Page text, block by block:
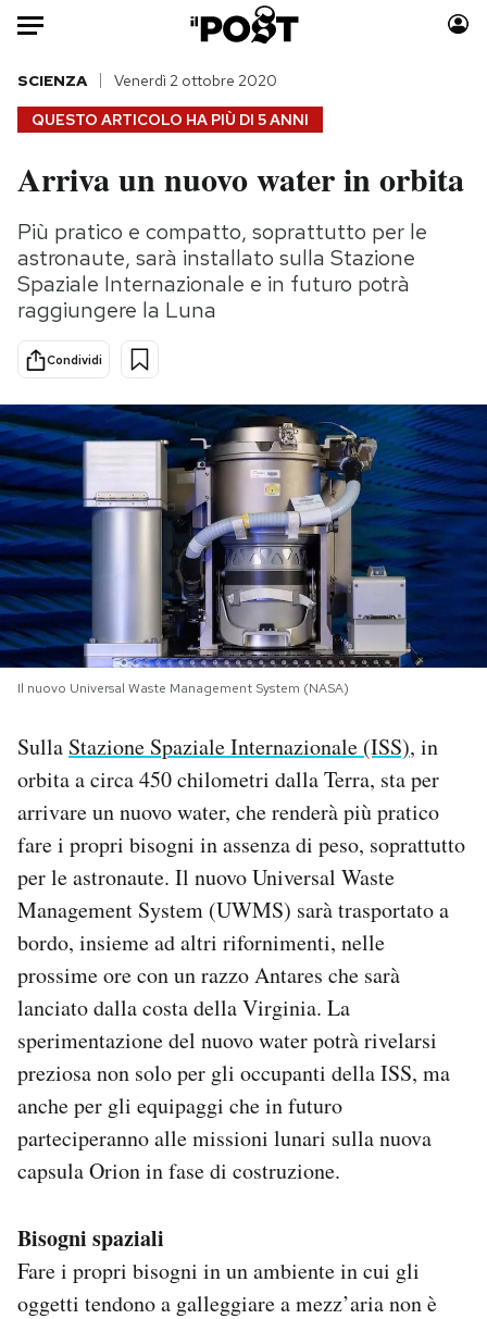
Auto
HOME
Italia
Politica
Tecnologia
Internet
Scienza
Cultura
Economia
Sport
Moda
Consumismi
Storie/Idee
Altrecose
Mondiali calcio 2026
PODCAST
NEWSLETTER
I MIEI PREFERITI
SHOP
CALENDARIO
AREA PERSONALE
Area Personale
Regala il Post
Hai bisogno di aiuto?
Esci
QUESTO ARTICOLO HA PIÙ DI 5 ANNI
SCIENZA Venerdì 2 ottobre 2020
Arriva un nuovo water in orbita
Più pratico e compatto, soprattutto per le
astronaute, sarà installato sulla Stazione
Spaziale Internazionale e in futuro potrà
raggiungere la Luna
Condividi
Il nuovo Universal Waste Management System (NASA)
Sulla Stazione Spaziale Internazionale (ISS), in
orbita a circa 450 chilometri dalla Terra, sta per
arrivare un nuovo water, che renderà più pratico
fare i propri bisogni in assenza di peso, soprattutto
per le astronaute. Il nuovo Universal Waste
Management System (UWMS) sarà trasportato a
bordo, insieme ad altri rifornimenti, nelle
prossime ore con un razzo Antares che sarà
lanciato dalla costa della Virginia. La
sperimentazione del nuovo water potrà rivelarsi
preziosa non solo per gli occupanti della ISS, ma
anche per gli equipaggi che in futuro
parteciperanno alle missioni lunari sulla nuova
capsula Orion in fase di costruzione.
Bisogni spaziali
Fare i propri bisogni in un ambiente in cui gli
oggetti tendono a galleggiare a mezz’aria non è